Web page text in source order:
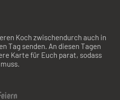
Koch zwischendurch auch in
Tag senden. An diesen Tagen
Karte für Euch parat, sodass